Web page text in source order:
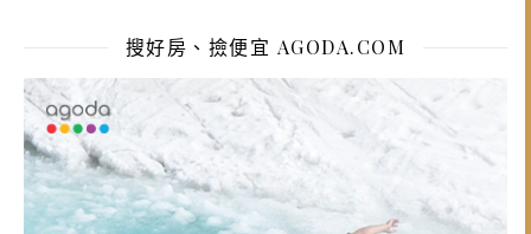
搜好房、撿便宜 AGODA.COM